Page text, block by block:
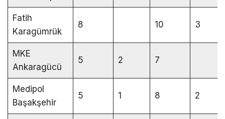
Fatih
Karagümrük
8 10 3
MKE
Ankaragücü
5 2 7
Medipol
Başakşehir
5 1 8 2